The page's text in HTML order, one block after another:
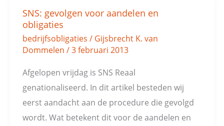
SNS: gevolgen voor aandelen en
obligaties
bedrijfsobligaties / Gijsbrecht K. van
Dommelen /3 februari 2013
Afgelopen vrijdag is SNS Reaal
genationaliseerd. In dit artikel besteden wij
eerst aandacht aan de procedure die gevolgd
wordt. Wat betekent dit voor de aandelen en
SNS:
gevolgen
voor
en
obligaties